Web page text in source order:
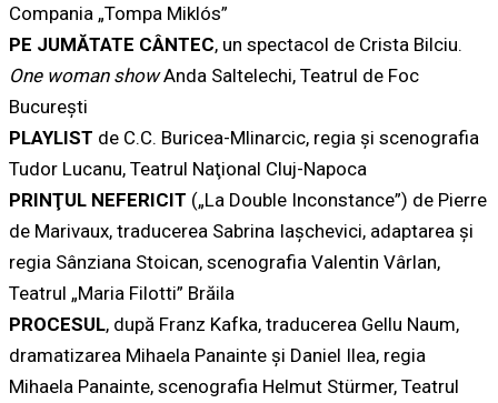
Compania „Tompa Miklós”
PE JUMĂTATE CÂNTEC, un spectacol de Crista Bilciu.
One woman showAnda Saltelechi, Teatrul de Foc
Bucureşti
PLAYLIST de C.C. Buricea-Mlinarcic, regia şi scenografia
Tudor Lucanu, Teatrul Naţional Cluj-Napoca
PRINŢUL NEFERICIT („La Double Inconstance”) de Pierre
de Marivaux, traducerea Sabrina Iaşchevici, adaptarea şi
regia Sânziana Stoican, scenografia Valentin Vârlan,
Teatrul „Maria Filotti” Brăila
PROCESUL, după Franz Kafka, traducerea Gellu Naum,
dramatizarea Mihaela Panainte şi Daniel Ilea, regia
Mihaela Panainte, scenografia Helmut Stürmer, Teatrul